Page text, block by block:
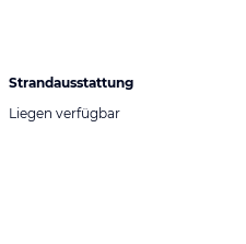
Strandausstattung
Liegen verfügbar